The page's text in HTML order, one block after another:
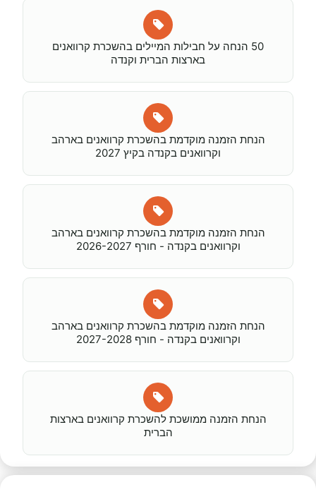
50 הנחה על חבילות המיילים בהשכרת קרוואנים
בארצות הברית וקנדה
הנחת הזמנה מוקדמת בהשכרת קרוואנים בארהב
וקרוואנים בקנדה בקיץ 2027
הנחת הזמנה מוקדמת בהשכרת קרוואנים בארהב
וקרוואנים בקנדה - חורף 2026-2027
הנחת הזמנה מוקדמת בהשכרת קרוואנים בארהב
וקרוואנים בקנדה - חורף 2027-2028
הנחת הזמנה ממושכת להשכרת קרוואנים בארצות
הברית